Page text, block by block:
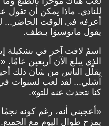
للنادي. ماذا يمكن أن تقول
أعرفه في الوقت الحاضر...
يقول ماتوسيوَا بلطف.
اسمٌ لافت آخر في تشكيلة
الذي يبلغ الآن أربعين عامًا.
يقلّل الناس من شأن ذلك
آشلي... لقد لعب لسنوات في
كنا نتحدث عنه للتو».
«أعجبني أنه، رغم كونه
يمزح طوال اليوم مع